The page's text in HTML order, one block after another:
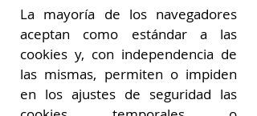
La mayoría de los navegadores
aceptan como estándar a las
cookies y, con independencia de
las mismas, permiten o impiden
en los ajustes de seguridad las